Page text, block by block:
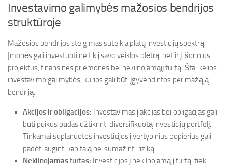
Investavimo galimybės mažosios bendrijos
struktūroje
Mažosios bendrijos steigimas suteikia platų investicijų spektrą.
Įmonės gali investuoti ne tik į savo veiklos plėtrą, bet ir į išorinius
projektus, finansines priemones bei nekilnojamąjį turtą. Štai kelios
investavimo galimybės, kurios gali būti įgyvendintos per mažąją
bendriją:
Akcijos ir obligacijos: Investavimas į akcijas bei obligacijas gali
būti puikus būdas užtikrinti diversifikuotą investicijų portfelį.
Tinkamai suplanuotos investicijos į vertybinius popierius gali
padėti auginti kapitalą bei sumažinti riziką.
Nekilnojamas turtas: Investicijos į nekilnojamąjį turtą, tiek